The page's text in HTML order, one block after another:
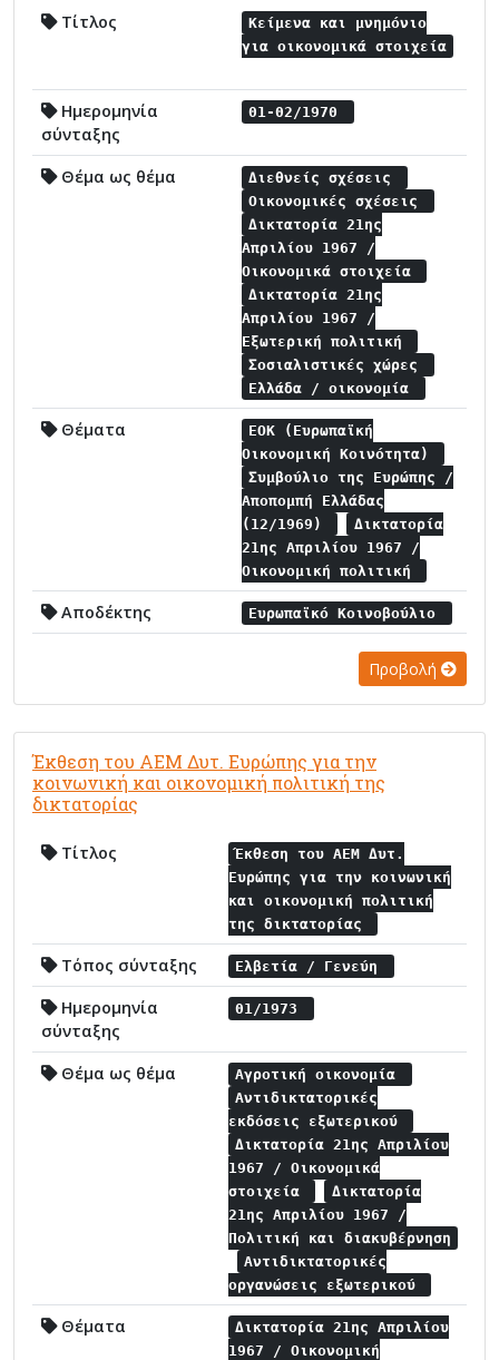
Τίτλος
Κείμενα και μνημόνιο
για οικονομικά στοιχεία
Ημερομηνία
σύνταξης
01-02/1970
Θέμα ως θέμα
Διεθνείς σχέσεις
Οικονομικές σχέσεις
Δικτατορία 21ης
Απριλίου 1967 /
Οικονομικά στοιχεία
Δικτατορία 21ης
Απριλίου 1967 /
Εξωτερική πολιτική
Σοσιαλιστικές χώρες
Ελλάδα / οικονομία
Θέματα
ΕΟΚ (Ευρωπαϊκή
Οικονομική Κοινότητα)
Συμβούλιο της Ευρώπης /
Αποπομπή Ελλάδας
(12/1969)
Δικτατορία
21ης Απριλίου 1967 /
Οικονομική πολιτική
Αποδέκτης Ευρωπαϊκό Κοινοβούλιο
Προβολή
Έκθεση του ΑΕΜ Δυτ. Ευρώπης για την
κοινωνική και οικονομική πολιτική της
δικτατορίας
Τίτλος
Έκθεση του ΑΕΜ Δυτ.
Ευρώπης για την κοινωνική
και οικονομική πολιτική
της δικτατορίας
Τόπος σύνταξης Ελβετία / Γενεύη
Ημερομηνία
σύνταξης
01/1973
Θέμα ως θέμα
Αγροτική οικονομία
Αντιδικτατορικές
εκδόσεις εξωτερικού
Δικτατορία 21ης Απριλίου
1967 / Οικονομικά
στοιχεία
Δικτατορία
21ης Απριλίου 1967 /
Πολιτική και διακυβέρνηση
Αντιδικτατορικές
οργανώσεις εξωτερικού
Θέματα
Δικτατορία 21ης Απριλίου
1967 / Οικονομική